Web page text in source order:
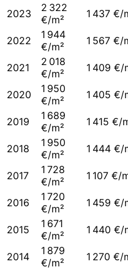
2023
2 322
€/m²
1 437 €/
2022
1 944
€/m²
1 567 €/
2021
2 018
€/m²
1 409 €/
2020
1 950
€/m²
1 405 €/
2019
1 689
€/m²
1 415 €/
2018
1 950
€/m²
1 444 €/
2017
1 728
€/m²
1 107 €/
2016
1 720
€/m²
1 459 €/
2015
1 671
€/m²
1 440 €/
2014
1 879
€/m²
1 270 €/